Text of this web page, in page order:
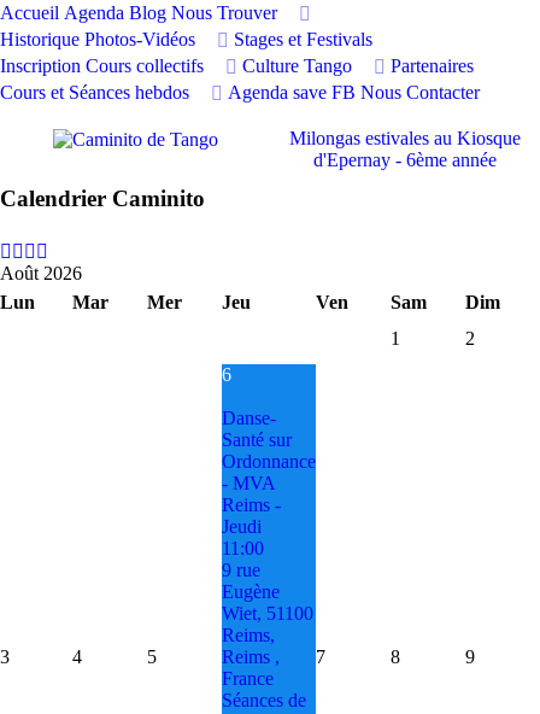
Accueil Agenda Blog Nous Trouver
Historique Photos-Vidéos
Stages et Festivals
Inscription Cours collectifs
Culture Tango
Partenaires
Cours et Séances hebdos
Agenda save FB Nous Contacter
Milongas estivales au Kiosque
d'Epernay - 6ème année
Calendrier Caminito
précédente
précédent
suivante
suivant
Août 2026
Lun
Mar Mer Jeu Ven Sam
Dim
1
2
3 4 5
6
Danse-
Santé sur
Ordonnance
- MVA
Reims -
Jeudi
11:00
9 rue
Eugène
Wiet, 51100
Reims,
Reims ,
France
Séances de
7 8 9